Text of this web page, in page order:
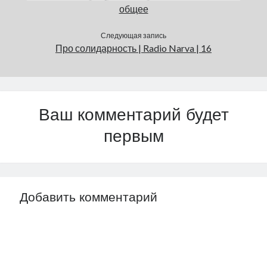
общее
Следующая запись
Про солидарность | Radio Narva | 16
Ваш комментарий будет
первым
Добавить комментарий